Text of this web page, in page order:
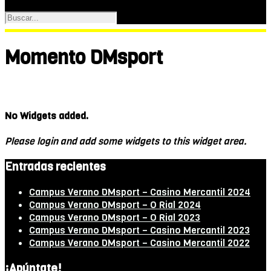
Momento DMsport
No Widgets added.
Please login and add some widgets to this widget area.
Entradas recientes
Campus Verano DMsport – Casino Mercantil 2024
Campus Verano DMsport – O Rial 2024
Campus Verano DMsport – O Rial 2023
Campus Verano DMsport – Casino Mercantil 2023
Campus Verano DMsport – Casino Mercantil 2022